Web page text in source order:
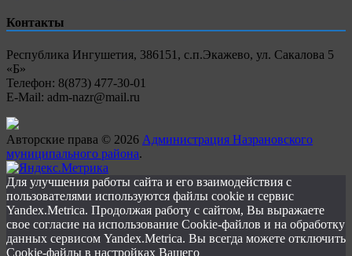
Контакты
Республика Ингушетия, 386151, с.п.Экажево, ул. Сакалова 5
«Б»
Телефон: 8(873) 477-30-01
E-Mail: adm-nazr@mail.ru
Авторские права © 2026 Администрация Назрановского
муниципального района.
Для улучшения работы сайта и его взаимодействия с
пользователями используются файлы cookie и сервис
Yandex.Metrica. Продолжая работу с сайтом, Вы выражаете
свое согласие на использование Cookie-файлов и на обработку
данных сервисом Yandex.Metrica. Вы всегда можете отключить
Cookie-файлы в настройках Вашего